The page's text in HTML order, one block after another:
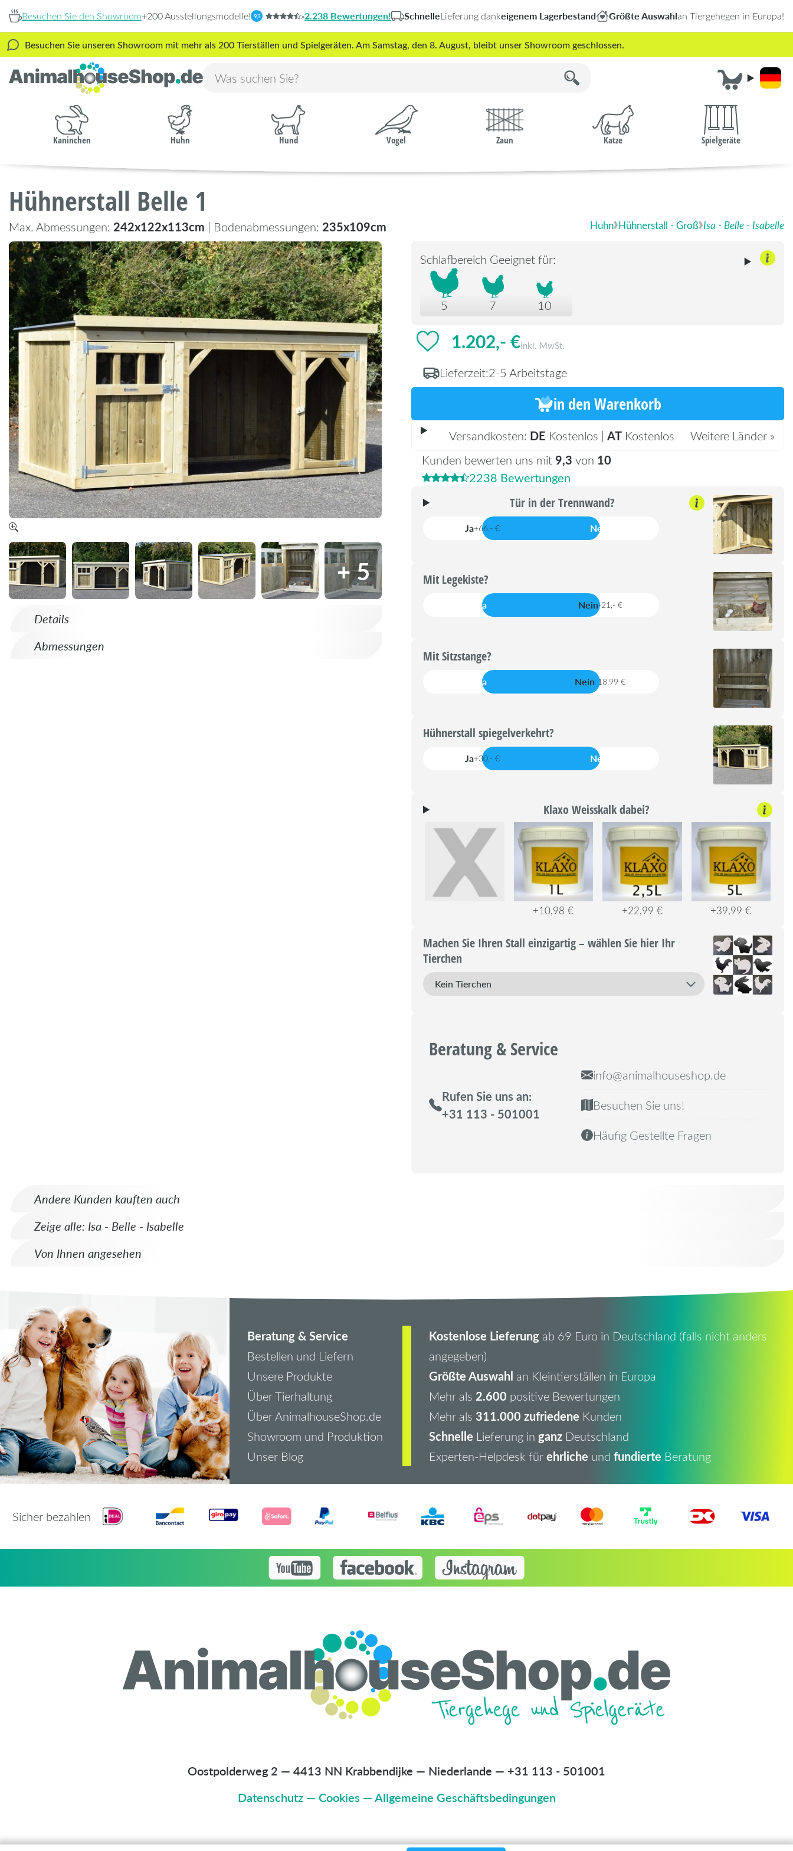
Besuchen Sie den Showroom+200 Ausstellungsmodelle! 9,3 »2.238 Bewertungen! SchnelleLieferung dankeigenem Lagerbestand Größte Auswahlan Tiergehegen in Europa!
Besuchen Sie unseren Showroom mit mehr als 200 Tierställen und Spielgeräten. Am Samstag, den 8. August, bleibt unser Showroom geschlossen.
Kaninchen Huhn Hund Vogel Zaun Katze Spielgeräte
Hühnerstall Belle 1
Max. Abmessungen: 242x122x113cm | Bodenabmessungen: 235x109cm Huhn Hühnerstall - Groß Isa - Belle - Isabelle
+ 5
Details
Abmessungen
Schlafbereich Geeignet für:
5 7 10
1.202,- €inkl. MwSt.
Lieferzeit:2-5 Arbeitstage
in den Warenkorb
Versandkosten: DE Kostenlos |AT Kostenlos
Weitere Länder »
Kunden bewerten uns mit9,3 von 10
2238 Bewertungen
Tür in der Trennwand?
Ja+66,- € Nein
Mit Legekiste?
Ja Nein-21,- €
Mit Sitzstange?
Ja Nein-18,99 €
Hühnerstall spiegelverkehrt?
Ja+30,- € Nein
Klaxo Weisskalk dabei?
+10,98 € +22,99 € +39,99 €
Machen Sie Ihren Stall einzigartig – wählen Sie hier Ihr
Tierchen
Beratung & Service
Rufen Sie uns an:
+31 113 - 501001
info@animalhouseshop.de
Besuchen Sie uns!
Häufig Gestellte Fragen
Andere Kunden kauften auch
Zeige alle: Isa - Belle - Isabelle
Von Ihnen angesehen
Beratung & Service
Bestellen und Liefern
Unsere Produkte
Über Tierhaltung
Über AnimalhouseShop.de
Showroom und Produktion
Unser Blog
Kostenlose Lieferungab 69 Euro in Deutschland (falls nicht anders
angegeben)
Größte Auswahl an Kleintierställen in Europa
Mehr als 2.600 positive Bewertungen
Mehr als 311.000 zufriedene Kunden
Schnelle Lieferung in ganzDeutschland
Experten-Helpdesk fürehrliche und fundierte Beratung
Sicher bezahlen
Oostpolderweg 2 — 4413 NN Krabbendijke — Niederlande — +31 113 - 501001
Datenschutz— Cookies —Allgemeine Geschäftsbedingungen